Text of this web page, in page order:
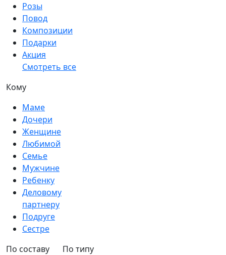
Розы
Повод
Композиции
Подарки
Акция
Смотреть все
Кому
Маме
Дочери
Женщине
Любимой
Семье
Мужчине
Ребенку
Деловому
партнеру
Подруге
Сестре
По составу
По типу